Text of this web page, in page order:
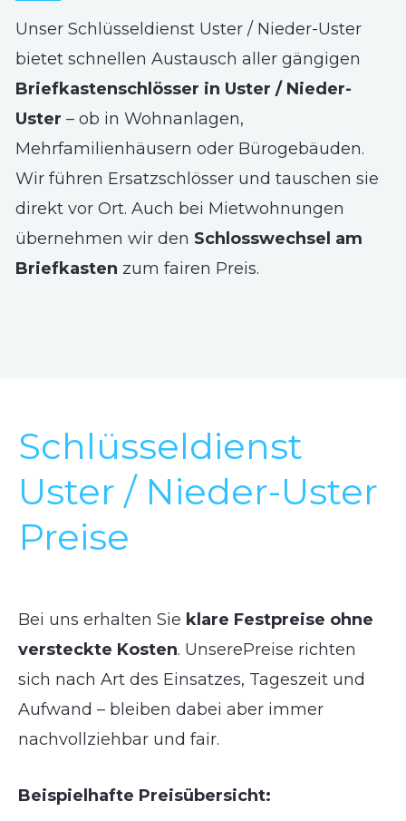
Unser Schlüsseldienst Uster / Nieder-Uster
bietet schnellen Austausch aller gängigen
Briefkastenschlösser in Uster / Nieder-
Uster – ob in Wohnanlagen,
Mehrfamilienhäusern oder Bürogebäuden.
Wir führen Ersatzschlösser und tauschen sie
direkt vor Ort. Auch bei Mietwohnungen
übernehmen wir den Schlosswechsel am
Briefkasten zum fairen Preis.
Schlüsseldienst
Uster / Nieder-Uster
Preise
Bei uns erhalten Sie klare Festpreise ohne
versteckte Kosten. UnserePreise richten
sich nach Art des Einsatzes, Tageszeit und
Aufwand – bleiben dabei aber immer
nachvollziehbar und fair.
Beispielhafte Preisübersicht: